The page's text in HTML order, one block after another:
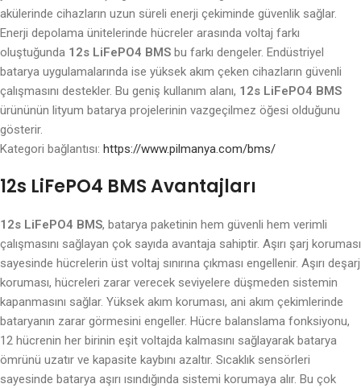
akülerinde cihazların uzun süreli enerji çekiminde güvenlik sağlar.
Enerji depolama ünitelerinde hücreler arasında voltaj farkı
oluştuğunda 12s LiFePO4 BMS bu farkı dengeler. Endüstriyel
batarya uygulamalarında ise yüksek akım çeken cihazların güvenli
çalışmasını destekler. Bu geniş kullanım alanı, 12s LiFePO4 BMS
ürününün lityum batarya projelerinin vazgeçilmez öğesi olduğunu
gösterir.
Kategori bağlantısı: https://www.pilmanya.com/bms/
12s LiFePO4 BMS Avantajları
12s LiFePO4 BMS, batarya paketinin hem güvenli hem verimli
çalışmasını sağlayan çok sayıda avantaja sahiptir. Aşırı şarj koruması
sayesinde hücrelerin üst voltaj sınırına çıkması engellenir. Aşırı deşarj
koruması, hücreleri zarar verecek seviyelere düşmeden sistemin
kapanmasını sağlar. Yüksek akım koruması, ani akım çekimlerinde
bataryanın zarar görmesini engeller. Hücre balanslama fonksiyonu,
12 hücrenin her birinin eşit voltajda kalmasını sağlayarak batarya
ömrünü uzatır ve kapasite kaybını azaltır. Sıcaklık sensörleri
sayesinde batarya aşırı ısındığında sistemi korumaya alır. Bu çok